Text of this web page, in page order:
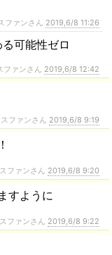
ァンさん 2019,6/8 11:26
可能性ゼロ
ァンさん 2019,6/8 12:42
ファンさん 2019,6/8 9:19
ファンさん 2019,6/8 9:20
すように
ファンさん 2019,6/8 9:22